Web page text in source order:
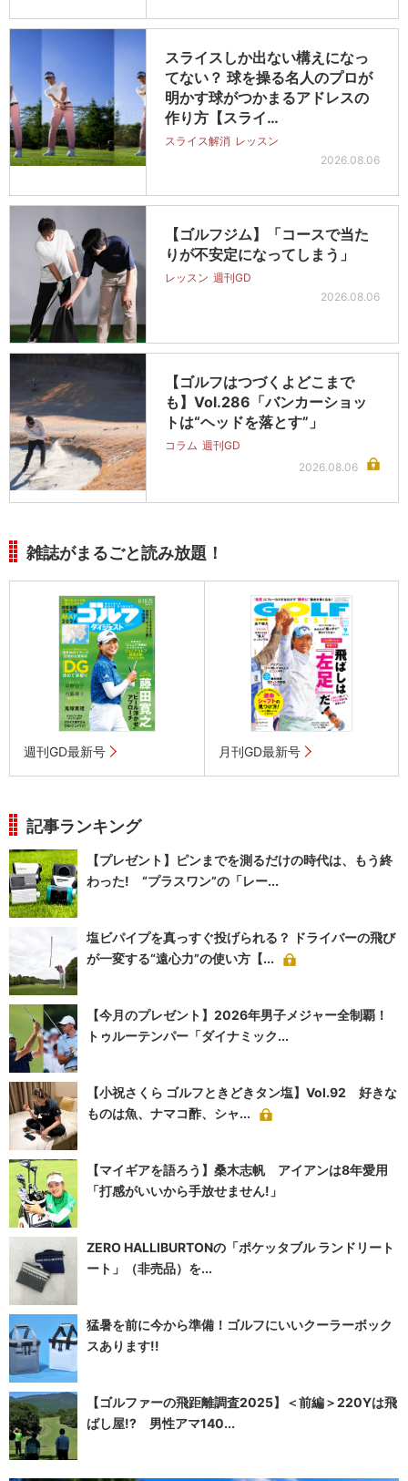
スライスしか出ない構えになっ
てない？ 球を操る名人のプロが
明かす球がつかまるアドレスの
作り方【スライ…
スライス解消 レッスン
2026.08.06
【ゴルフジム】「コースで当た
りが不安定になってしまう」
レッスン 週刊GD
2026.08.06
【ゴルフはつづくよどこまで
も】Vol.286「バンカーショッ
トは“ヘッドを落とす”」
コラム 週刊GD
2026.08.06
雑誌がまるごと読み放題！
週刊GD最新号 月刊GD最新号
記事ランキング
【プレゼント】ピンまでを測るだけの時代は、もう終
わった! “プラスワン”の「レー...
塩ビパイプを真っすぐ投げられる？ ドライバーの飛び
が一変する“遠心力”の使い方【...
【今月のプレゼント】2026年男子メジャー全制覇！
トゥルーテンパー「ダイナミック...
【小祝さくら ゴルフときどきタン塩】Vol.92 好きな
ものは魚、ナマコ酢、シャ...
【マイギアを語ろう】桑木志帆 アイアンは8年愛用
「打感がいいから手放せません!」
ZERO HALLIBURTONの「ポケッタブル ランドリート
ート」（非売品）を...
猛暑を前に今から準備！ゴルフにいいクーラーボック
スあります!!
【ゴルファーの飛距離調査2025】＜前編＞220Yは飛
ばし屋!? 男性アマ140...